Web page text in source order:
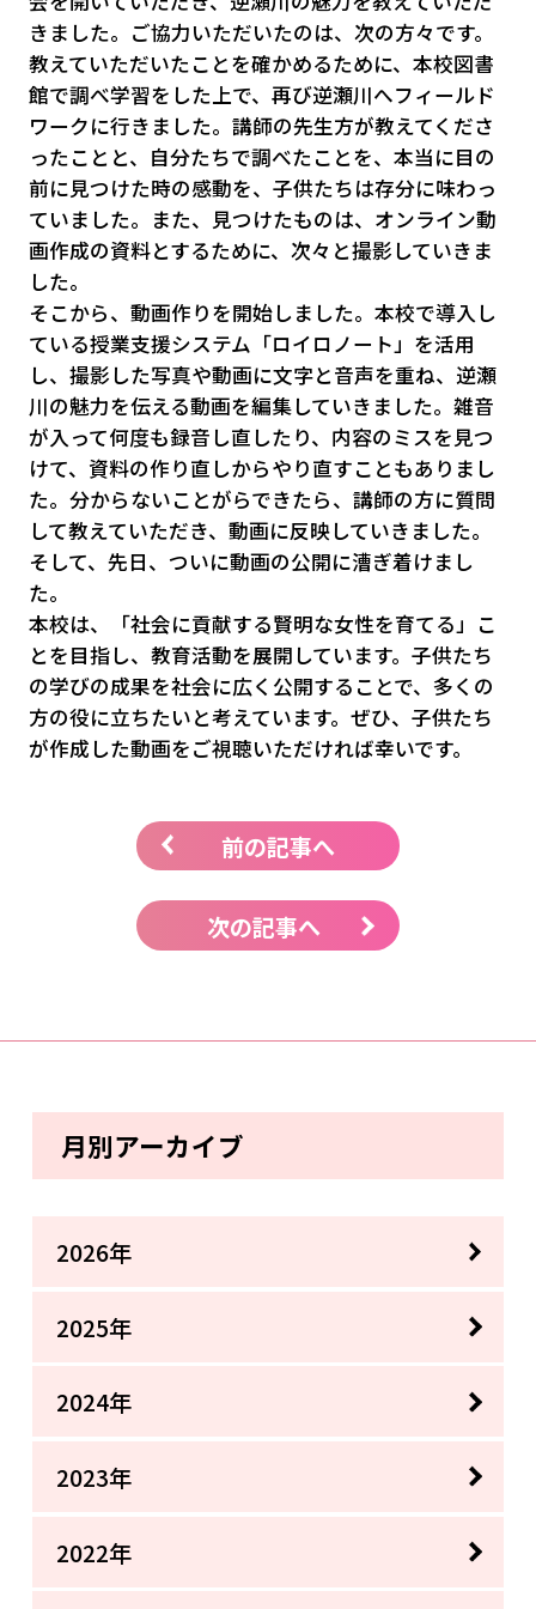
きました。ご協力いただいたのは、次の方々です。
教えていただいたことを確かめるために、本校図書
館で調べ学習をした上で、再び逆瀬川へフィールド
ワークに行きました。講師の先生方が教えてくださ
ったことと、自分たちで調べたことを、本当に目の
前に見つけた時の感動を、子供たちは存分に味わっ
ていました。また、見つけたものは、オンライン動
画作成の資料とするために、次々と撮影していきま
した。
そこから、動画作りを開始しました。本校で導入し
ている授業支援システム「ロイロノート」を活用
し、撮影した写真や動画に文字と音声を重ね、逆瀬
川の魅力を伝える動画を編集していきました。雑音
が入って何度も録音し直したり、内容のミスを見つ
けて、資料の作り直しからやり直すこともありまし
た。分からないことがらできたら、講師の方に質問
して教えていただき、動画に反映していきました。
そして、先日、ついに動画の公開に漕ぎ着けまし
た。
本校は、「社会に貢献する賢明な女性を育てる」こ
とを目指し、教育活動を展開しています。子供たち
の学びの成果を社会に広く公開することで、多くの
方の役に立ちたいと考えています。ぜひ、子供たち
が作成した動画をご視聴いただければ幸いです。
前の記事へ
次の記事へ
月別アーカイブ
2026年
2025年
2024年
2023年
2022年